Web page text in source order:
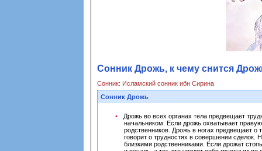
Сонник Дрожь, к чему снится
Сонник: Исламский сонник ибн Сирина
Сонник Дрожь
Дрожь во всех органах тела предвещает
начальником. Если дрожь охватывает
родственников. Дрожь в ногах предвещает о
говорит о трудностях в совершении сделок.
близкими родственниками. Если дрожат